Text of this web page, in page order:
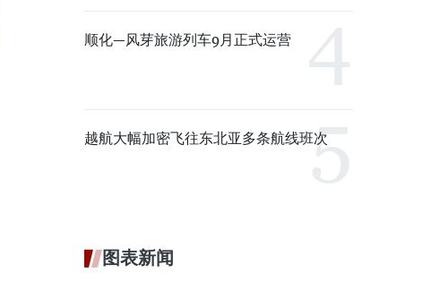
顺化—风芽旅游列车9月正式运营
越航大幅加密飞往东北亚多条航线班次
图表新闻